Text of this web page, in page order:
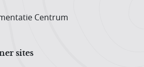
Centrum
sites